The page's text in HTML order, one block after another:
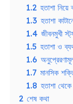
1.2 হতাশা নিয়ে
1.3 হতাশা
1.4 জীবনমুখী
1.5 হতাশা ও
1.6
1.7 মানসিক
1.8 হতাশা
2 শেষ কথা